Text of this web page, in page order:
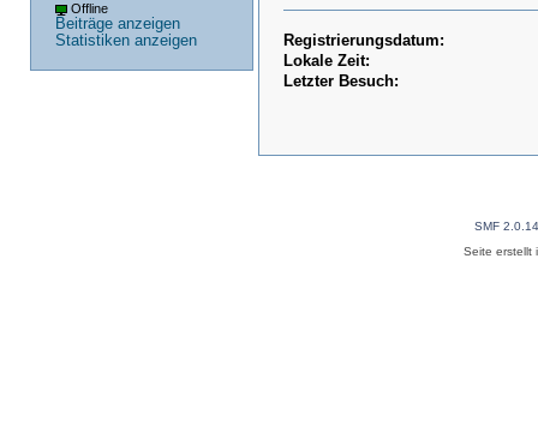
Offline
Beiträge anzeigen
Statistiken anzeigen
Registrierungsdatum:
Lokale Zeit:
Letzter Besuch:
SMF 2.0.14
Seite erstellt